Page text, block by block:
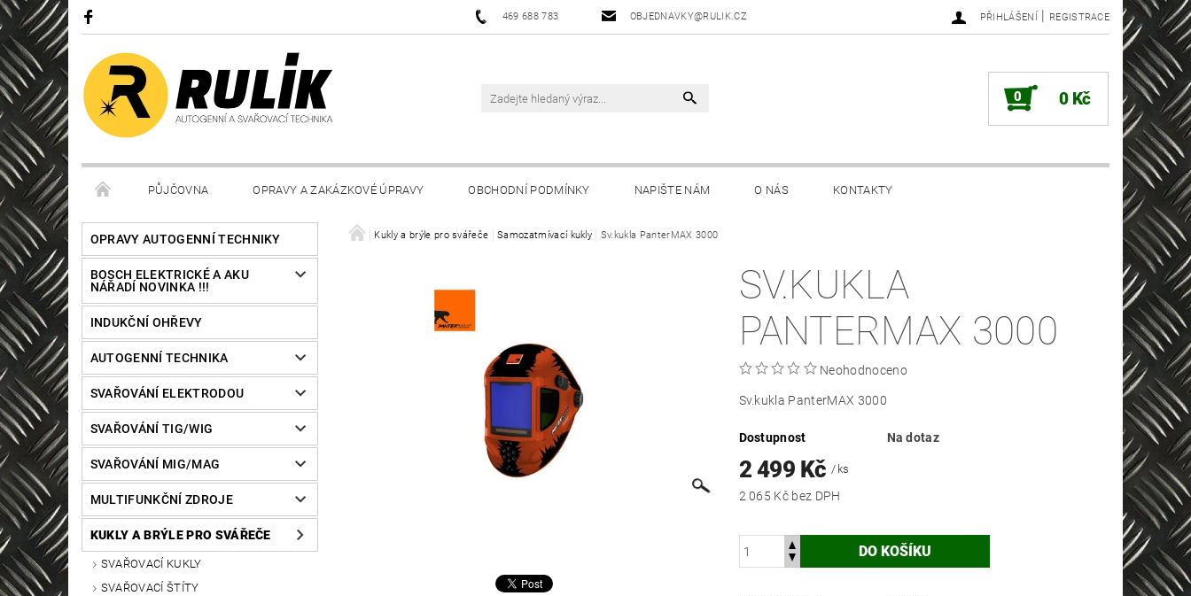
469 688 783 OBJEDNAVKY@RULIK.CZ PŘIHLÁŠENÍ | REGISTRACE
0 0 Kč
PŮJČOVNA OPRAVY A ZAKÁZKOVÉ ÚPRAVY OBCHODNÍ PODMÍNKY NAPIŠTE NÁM O NÁS KONTAKTY
OPRAVY AUTOGENNÍ TECHNIKY
BOSCH ELEKTRICKÉ A AKU
NÁŘADÍ NOVINKA !!!
INDUKČNÍ OHŘEVY
AUTOGENNÍ TECHNIKA
SVAŘOVÁNÍ ELEKTRODOU
SVAŘOVÁNÍ TIG/WIG
SVAŘOVÁNÍ MIG/MAG
MULTIFUNKČNÍ ZDROJE
KUKLY A BRÝLE PRO SVÁŘEČE
SVAŘOVACÍ KUKLY
SVAŘOVACÍ ŠTÍTY
Kukly a brýle pro svářeče Samozatmívací kukly Sv.kukla PanterMAX 3000
SV.KUKLA
PANTERMAX 3000
Neohodnoceno
Sv.kukla PanterMAX 3000
Dostupnost Na dotaz
2 499 Kč/ ks
2 065 Kč bez DPH